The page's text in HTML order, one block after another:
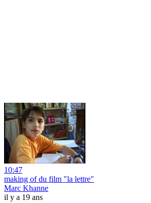
10:47
making of du film "la lettre"
Marc Khanne
il y a 19 ans